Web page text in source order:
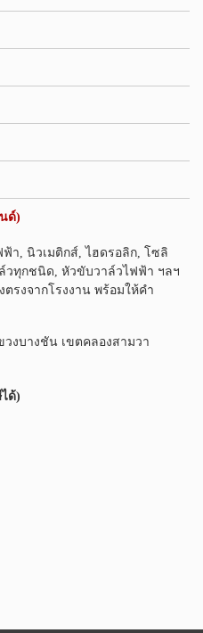
ด์)
า, นิวเมติกส์, ไฮดรอลิก, โซลิ
วทุกชนิด, หัวขับวาล์วไฟฟ้า ฯลฯ
รงจากโรงงาน พร้อมให้คำ
งบางชัน เขตคลองสามวา
ด้)